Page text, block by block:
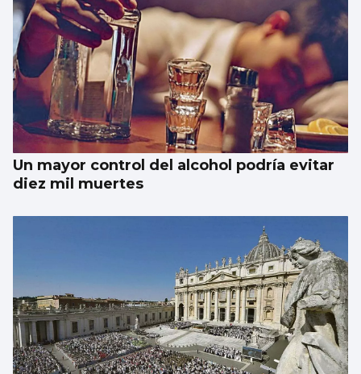
Un mayor control del alcohol podría evitar
diez mil muertes